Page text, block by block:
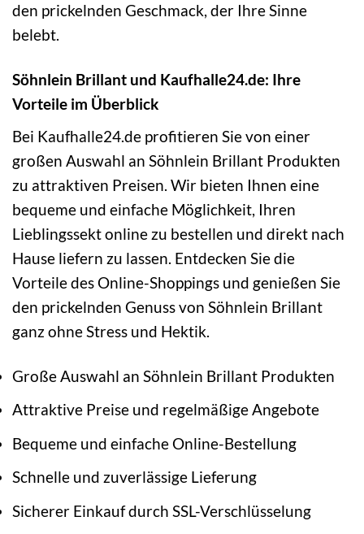
den prickelnden Geschmack, der Ihre Sinne
belebt.
Söhnlein Brillant und Kaufhalle24.de: Ihre
Vorteile im Überblick
Bei Kaufhalle24.de profitieren Sie von einer
großen Auswahl an Söhnlein Brillant Produkten
zu attraktiven Preisen. Wir bieten Ihnen eine
bequeme und einfache Möglichkeit, Ihren
Lieblingssekt online zu bestellen und direkt nach
Hause liefern zu lassen. Entdecken Sie die
Vorteile des Online-Shoppings und genießen Sie
den prickelnden Genuss von Söhnlein Brillant
ganz ohne Stress und Hektik.
Große Auswahl an Söhnlein Brillant Produkten
Attraktive Preise und regelmäßige Angebote
Bequeme und einfache Online-Bestellung
Schnelle und zuverlässige Lieferung
Sicherer Einkauf durch SSL-Verschlüsselung